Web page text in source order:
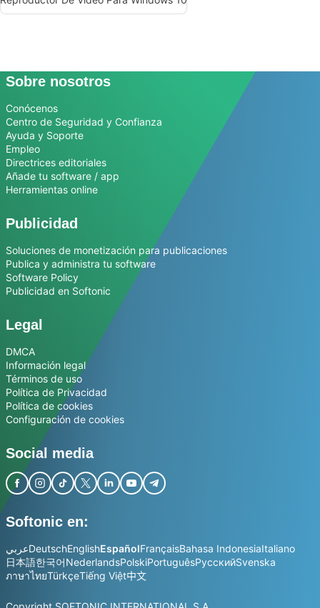
Sobre nosotros
Conócenos
Centro de Seguridad y Confianza
Ayuda y Soporte
Empleo
Directrices editoriales
Añade tu software / app
Herramientas online
Publicidad
Soluciones de monetización para publicaciones
Publica y administra tu software
Software Policy
Publicidad en Softonic
Legal
DMCA
Información legal
Términos de uso
Política de Privacidad
Política de cookies
Configuración de cookies
Social media
Softonic en:
عربيDeutschEnglishEspañolFrançaisBahasa IndonesiaItaliano
日本語한국어NederlandsPolskiPortuguêsРусскийSvenska
ภาษาไทยTürkçeTiếng Việt中文